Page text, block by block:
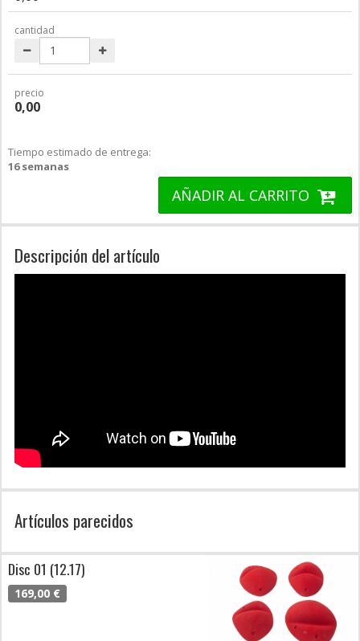
cantidad
precio
0,00
Tiempo estimado de entrega:
16 semanas
AÑADIR AL CARRITO
Descripción del artículo
Artículos parecidos
Disc 01 (12.17)
169,00 €